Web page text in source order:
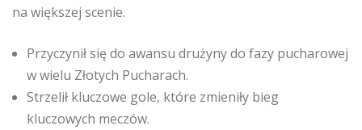
na większej scenie.
Przyczynił się do awansu drużyny do fazy pucharowej
w wielu Złotych Pucharach.
Strzelił kluczowe gole, które zmieniły bieg
kluczowych meczów.